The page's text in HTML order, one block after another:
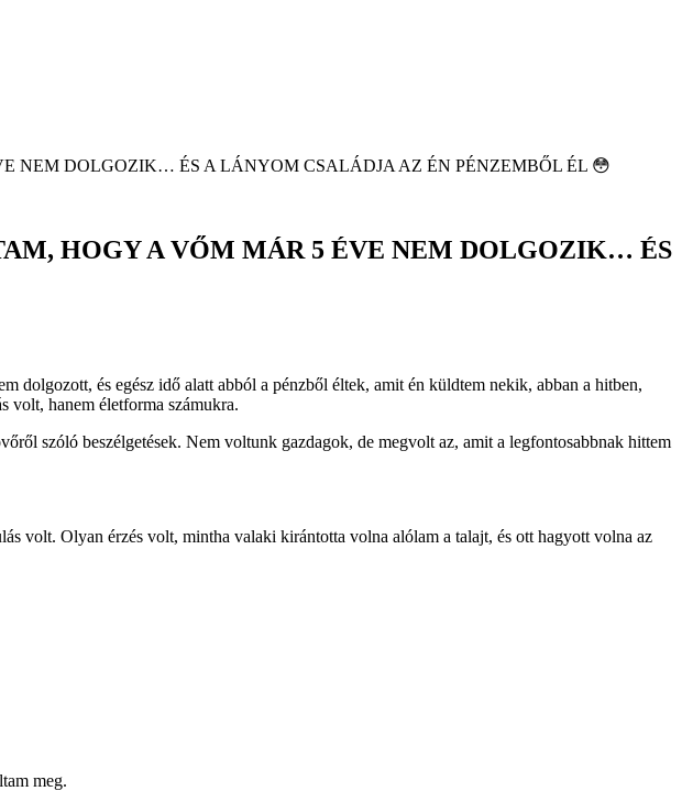
NEM DOLGOZIK… ÉS A LÁNYOM CSALÁDJA AZ ÉN PÉNZEMBŐL ÉL 😳
HOGY A VŐM MÁR 5 ÉVE NEM DOLGOZIK… ÉS
és egész idő alatt abból a pénzből éltek, amit én küldtem nekik, abban a hitben,
volt, hanem életforma számukra.
szóló beszélgetések. Nem voltunk gazdagok, de megvolt az, amit a legfontosabbnak hittem
volt. Olyan érzés volt, mintha valaki kirántotta volna alólam a talajt, és ott hagyott volna az
meg.